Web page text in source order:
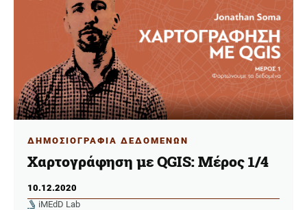
ΔΗΜΟΣΙΟΓΡΑΦΙΑ ΔΕΔΟΜΕΝΩΝ
Χαρτογράφηση με QGIS: Μέρος 1/4
10.12.2020
iMEdD Lab